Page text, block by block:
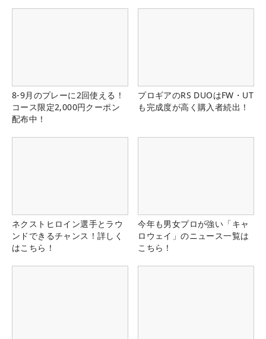
8-9月のプレーに2回使える！
コース限定2,000円クーポン
配布中！
プロギアのRS DUOはFW・UT
も完成度が高く購入者続出！
ネクストヒロイン選手とラウ
ンドできるチャンス！詳しく
はこちら！
今年も男女プロが強い「キャ
ロウェイ」のニュース一覧は
こちら！